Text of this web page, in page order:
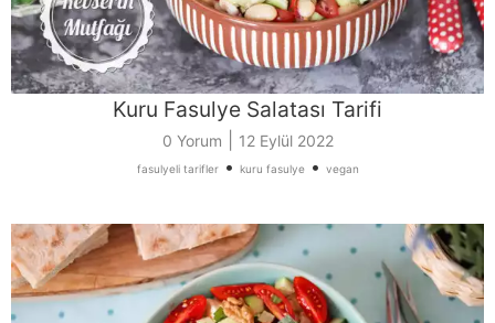
Kuru Fasulye Salatası Tarifi
0 Yorum 12 Eylül 2022
fasulyeli tarifler• kuru fasulye• vegan